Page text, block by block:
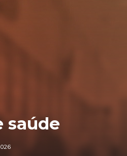
saúde